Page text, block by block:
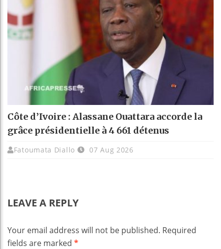
Côte d’Ivoire : Alassane Ouattara accorde la
grâce présidentielle à 4 661 détenus
Fatoumata Diallo 07 Aug 2026
LEAVE A REPLY
Your email address will not be published. Required
fields are marked *